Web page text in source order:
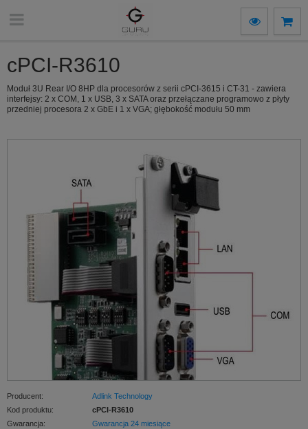
cPCI-R3610
Moduł 3U Rear I/O 8HP dla procesorów z serii cPCI-3615 i CT-31 - zawiera
interfejsy: 2 x COM, 1 x USB, 3 x SATA oraz przełączane programowo z płyty
przedniej procesora 2 x GbE i 1 x VGA; głębokość modułu 50 mm
Producent:
Adlink Technology
Kod produktu:
cPCI-R3610
Gwarancja:
Gwarancja 24 miesiące